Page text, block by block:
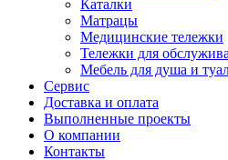
Каталки
Матрацы
Медицинские тележки
Тележки для
Мебель для душа и
Сервис
Доставка и оплата
Выполненные проекты
О компании
Контакты